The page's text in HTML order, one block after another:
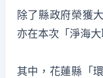
除了縣政府榮獲
亦在本次「淨海
其中，花蓮縣「